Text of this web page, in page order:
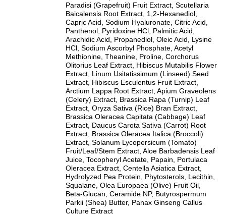
Paradisi (Grapefruit) Fruit Extract, Scutellaria
Baicalensis Root Extract, 1,2-Hexanediol,
Capric Acid, Sodium Hyaluronate, Citric Acid,
Panthenol, Pyridoxine HCl, Palmitic Acid,
Arachidic Acid, Propanediol, Oleic Acid, Lysine
HCl, Sodium Ascorbyl Phosphate, Acetyl
Methionine, Theanine, Proline, Corchorus
Olitorius Leaf Extract, Hibiscus Mutabilis Flower
Extract, Linum Usitatissimum (Linseed) Seed
Extract, Hibiscus Esculentus Fruit Extract,
Arctium Lappa Root Extract, Apium Graveolens
(Celery) Extract, Brassica Rapa (Turnip) Leaf
Extract, Oryza Sativa (Rice) Bran Extract,
Brassica Oleracea Capitata (Cabbage) Leaf
Extract, Daucus Carota Sativa (Carrot) Root
Extract, Brassica Oleracea Italica (Broccoli)
Extract, Solanum Lycopersicum (Tomato)
Fruit/Leaf/Stem Extract, Aloe Barbadensis Leaf
Juice, Tocopheryl Acetate, Papain, Portulaca
Oleracea Extract, Centella Asiatica Extract,
Hydrolyzed Pea Protein, Phytosterols, Lecithin,
Squalane, Olea Europaea (Olive) Fruit Oil,
Beta-Glucan, Ceramide NP, Butyrospermum
Parkii (Shea) Butter, Panax Ginseng Callus
Culture Extract